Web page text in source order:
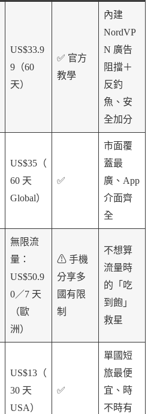
US$33.9
9（60
天）
✅ 官方
教學
內建
NordVP
N 廣告
阻擋＋
反釣
魚、安
全加分
US$35（
60 天
Global）
✅
市面覆
蓋最
廣、App
介面齊
全
無限流
量：
US$50.9
0／7 天
（歐
洲）
⚠ 手機
分享多
國有限
制
不想算
流量時
的「吃
到飽」
救星
US$13（
30 天
USA）
✅
單國短
旅最便
宜、時
不時有